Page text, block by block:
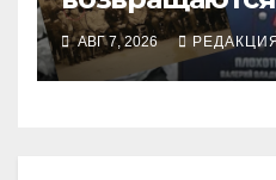
возвращаются
АВГ 7, 2026